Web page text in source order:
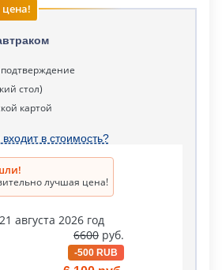
стол)
картой
входит в стоимость?
лучшая цена!
августа 2026 год
6600 руб.
-500 RUB